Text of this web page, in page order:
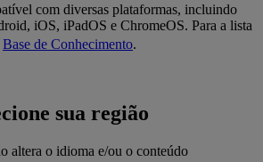
com diversas plataformas, incluindo
iOS, iPadOS e ChromeOS. Para a lista
Base de Conhecimento.
sua região
altera o idioma e/ou o conteúdo